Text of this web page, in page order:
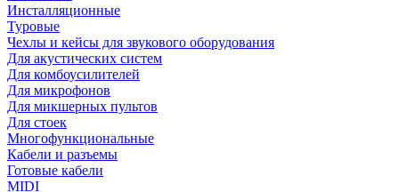
Инсталляционные
Туровые
Чехлы и кейсы для звукового оборудования
Для акустических систем
Для комбоусилителей
Для микрофонов
Для микшерных пультов
Для стоек
Многофункциональные
Кабели и разъемы
Готовые кабели
MIDI